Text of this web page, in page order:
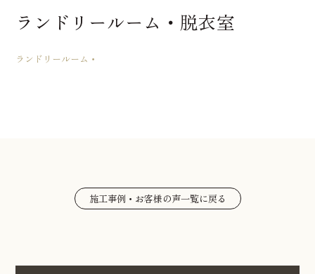
ランドリールーム・脱衣室
ランドリールーム・
施工事例・お客様の声一覧に戻る